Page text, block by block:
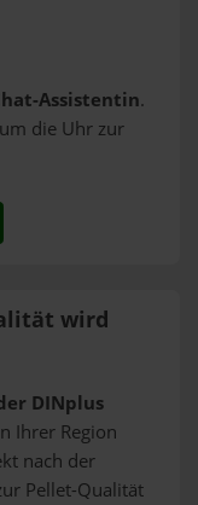
Assistentin.
die Uhr zur
wird
DINplus
Ihrer Region
nach der
Pellet-Qualität